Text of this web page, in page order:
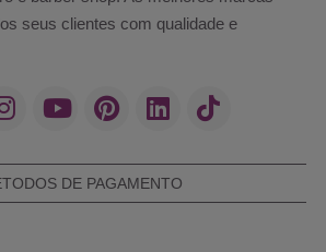
seus clientes com qualidade e
DE PAGAMENTO